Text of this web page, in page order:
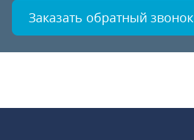
Заказать обратный звонок